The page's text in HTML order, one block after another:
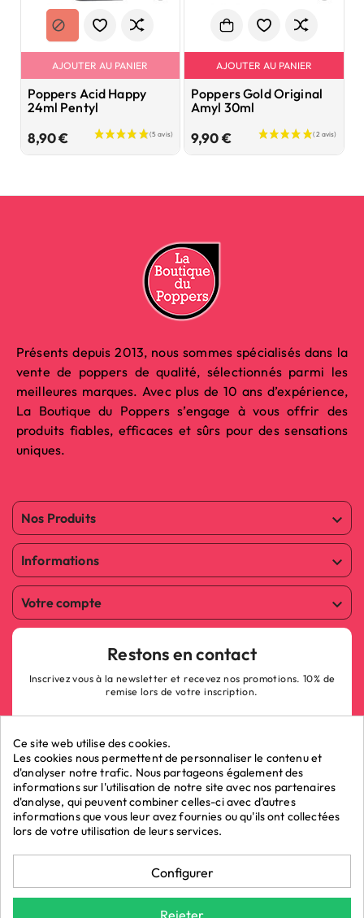
AJOUTER AU PANIER
Poppers Acid Happy
24ml Pentyl
8,90 €Prix
AJOUTER AU PANIER
Poppers Gold Original
Amyl 30ml
9,90 €Prix
Présents depuis 2013, nous sommes spécialisés dans la
vente de poppers de qualité, sélectionnés parmi les
meilleures marques. Avec plus de 10 ans d’expérience,
La Boutique du Poppers s’engage à vous offrir des
produits fiables, efficaces et sûrs pour des sensations
uniques.
Nos Produits 
Informations 
Votre compte 
Restons en contact
Inscrivez vous à la newsletter et recevez nos promotions. 10% de
remise lors de votre inscription.
ok
Marchand approuvé par la Société des Avis Garantis,
Ce site web utilise des cookies.
Les cookies nous permettent de personnaliser le contenu et
d'analyser notre trafic. Nous partageons également des
informations sur l'utilisation de notre site avec nos partenaires
d'analyse, qui peuvent combiner celles-ci avec d'autres
informations que vous leur avez fournies ou qu'ils ont collectées
lors de votre utilisation de leurs services.
Configurer
Rejeter